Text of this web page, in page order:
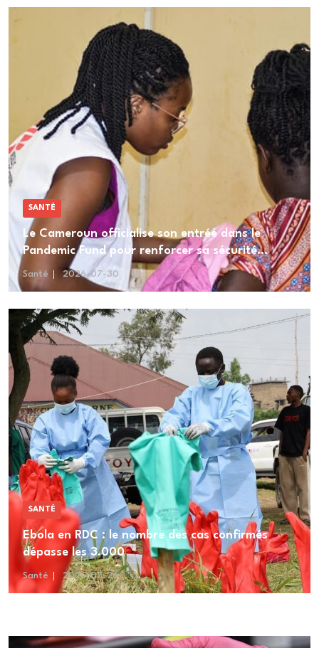
SANTÉ
Le Cameroun officialise son entrée dans le
Pandemic Fund pour renforcer sa sécurité
sanitaire
Santé 2026-07-30
SANTÉ
Ebola en RDC : le nombre des cas confirmés
dépasse les 3.000
Santé 2026-07-26